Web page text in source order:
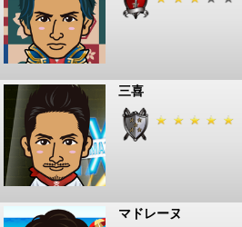
三喜
マドレーヌ